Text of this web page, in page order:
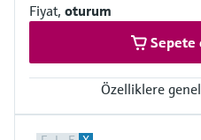
Fiyat, oturum
Sepete
Özelliklere